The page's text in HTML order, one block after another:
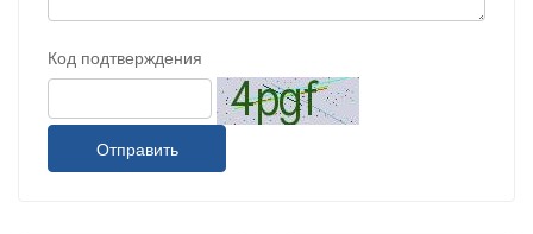
Код подтверждения
Отправить